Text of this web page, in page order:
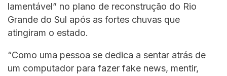
lamentável” no plano de reconstrução do Rio
Grande do Sul após as fortes chuvas que
atingiram o estado.
“Como uma pessoa se dedica a sentar atrás de
um computador para fazer fake news, mentir,